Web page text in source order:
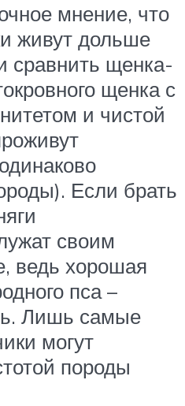
мнение, что
живут дольше
сравнить щенка-
щенка с
и чистой
Если брать
своим
ведь хорошая
пса –
Лишь самые
могут
породы